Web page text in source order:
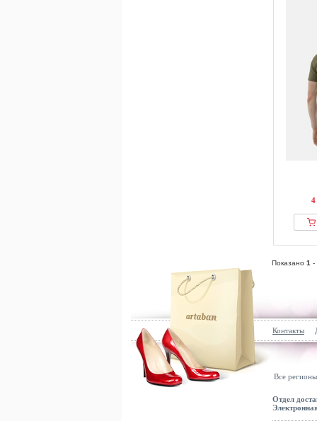
4
Показано 1 -
Контакты
Все регионы
Отдел